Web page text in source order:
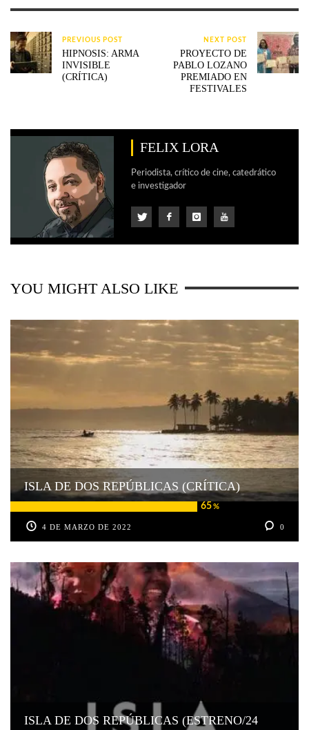
PREVIOUS POST
HIPNOSIS: ARMA
INVISIBLE
(CRÍTICA)
NEXT POST
PROYECTO DE
PABLO LOZANO
PREMIADO EN
FESTIVALES
FELIX LORA
Periodista, crítico de cine, catedrático
e investigador
YOU MIGHT ALSO LIKE
65%
ISLA DE DOS REPÚBLICAS (CRÍTICA)
4 DE MARZO DE 2022 0
ISLA DE DOS REPÚBLICAS (ESTRENO/24